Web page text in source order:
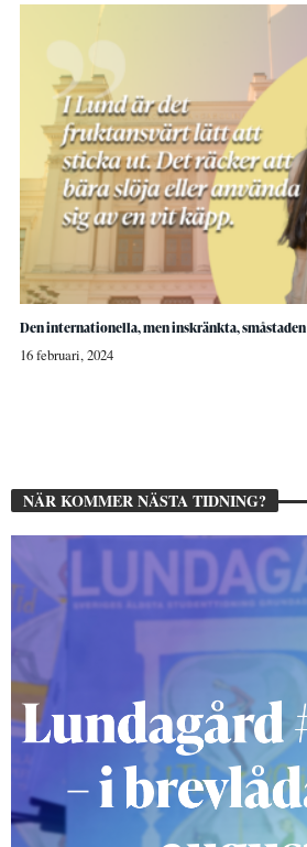
Den internationella, men inskränkta, småstaden
16 februari, 2024
NÄR KOMMER NÄSTA TIDNING?